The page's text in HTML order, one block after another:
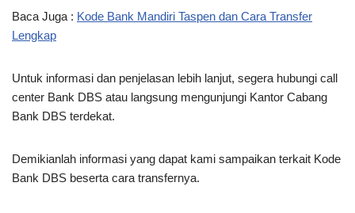
Baca Juga : Kode Bank Mandiri Taspen dan Cara Transfer
Lengkap
Untuk informasi dan penjelasan lebih lanjut, segera hubungi call
center Bank DBS atau langsung mengunjungi Kantor Cabang
Bank DBS terdekat.
Demikianlah informasi yang dapat kami sampaikan terkait Kode
Bank DBS beserta cara transfernya.